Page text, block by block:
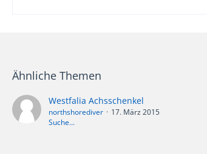
Ähnliche Themen
Westfalia Achsschenkel
northshorediver
17. März 2015
Suche...